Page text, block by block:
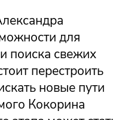
для
поиска свежих
перестроить
новые пути
Кокорина